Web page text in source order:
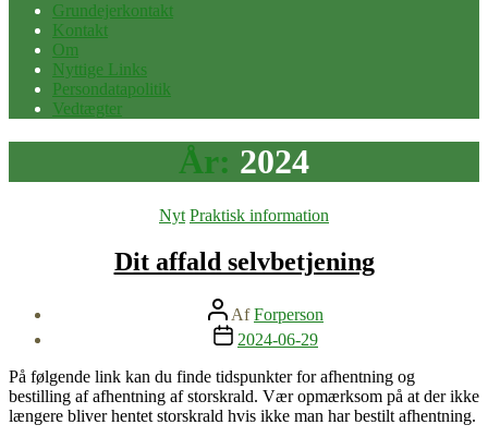
Grundejerkontakt
Kontakt
Om
Nyttige Links
Persondatapolitik
Vedtægter
År: 2024
Kategorier
Nyt Praktisk information
Dit affald selvbetjening
Indlægsforfatter
AfForperson
Indlægsdato
2024-06-29
På følgende link kan du finde tidspunkter for afhentning og
bestilling af afhentning af storskrald. Vær opmærksom på at der ikke
længere bliver hentet storskrald hvis ikke man har bestilt afhentning.